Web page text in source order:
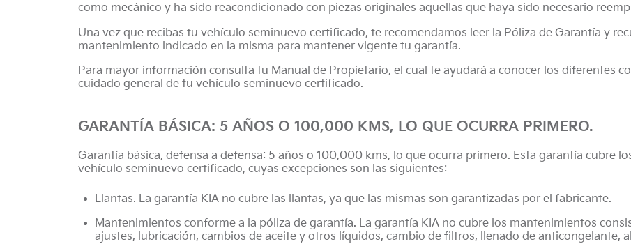
como mecánico y ha sido reacondicionado con piezas originales aquellas que haya sido necesario
Una vez que recibas tu vehículo seminuevo certificado, te recomendamos leer la Póliza de Garantía y
mantenimiento indicado en la misma para mantener vigente tu garantía.
Para mayor información consulta tu Manual de Propietario, el cual te ayudará a conocer los diferentes
cuidado general de tu vehículo seminuevo certificado.
GARANTÍA BÁSICA: 5 AÑOS O 100,000 KMS, LO QUE OCURRA PRIMERO.
Garantía básica, defensa a defensa: 5 años o 100,000 kms, lo que ocurra primero. Esta garantía cubre
vehículo seminuevo certificado, cuyas excepciones son las siguientes:
Llantas. La garantía KIA no cubre las llantas, ya que las mismas son garantizadas por el fabricante.
Mantenimientos conforme a la póliza de garantía. La garantía KIA no cubre los mantenimientos
ajustes, lubricación, cambios de aceite y otros líquidos, cambio de filtros, llenado de anticongelante,